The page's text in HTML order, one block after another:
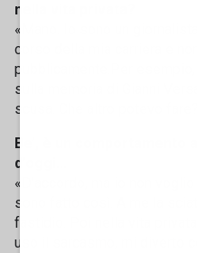
nella vita privata?
«Mano. Io sono un
corso della mia carriera e
pubblicamente.Per
sulla memoria di Gianni
scusa. Che altro potevo
Be’, è un comportamento
d’oggi...
«D’accordo, ma io non
sono fatto così. A me la
fastidio. Poi nella vita
uso il sarcasmo, mi diverto